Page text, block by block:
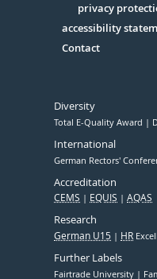
Serivce
privacy
accessibility
Contact
Diversity
Total E-Quality Award
International
German Rectors'
Accreditation
CEMS EQUIS AQAS
Research
German U15 HR
Further Labels
Fairtrade University